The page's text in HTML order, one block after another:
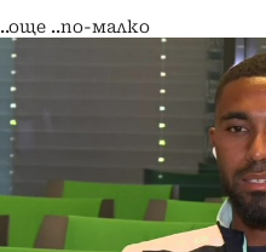
..още ..по-малко